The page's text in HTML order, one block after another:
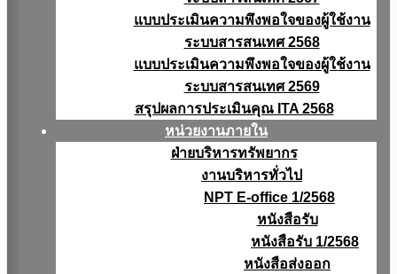
แบบประเมินความพึงพอใจของผู้ใช้งาน
ระบบสารสนเทศ 2568
แบบประเมินความพึงพอใจของผู้ใช้งาน
ระบบสารสนเทศ 2569
สรุปผลการประเมินคุณ ITA 2568
หน่วยงานภายใน
ฝ่ายบริหารทรัพยากร
งานบริหารทั่วไป
NPT E-office 1/2568
หนังสือรับ
หนังสือรับ 1/2568
หนังสือส่งออก